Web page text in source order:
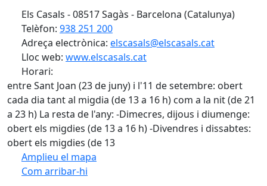
Els Casals - 08517 Sagàs - Barcelona (Catalunya)
Telèfon: 938 251 200
Adreça electrònica: elscasals@elscasals.cat
Lloc web: www.elscasals.cat
Horari:
entre Sant Joan (23 de juny) i l'11 de setembre: obert
cada dia tant al migdia (de 13 a 16 h) com a la nit (de 21
a 23 h) La resta de l'any: -Dimecres, dijous i diumenge:
obert els migdies (de 13 a 16 h) -Divendres i dissabtes:
obert els migdies (de 13
Amplieu el mapa
Com arribar-hi